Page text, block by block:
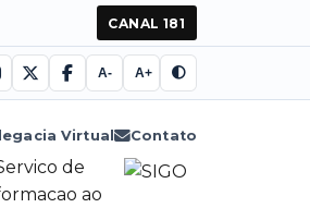
CANAL 181
A- A+
Virtual Contato